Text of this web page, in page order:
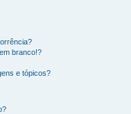
branco!?
e tópicos?